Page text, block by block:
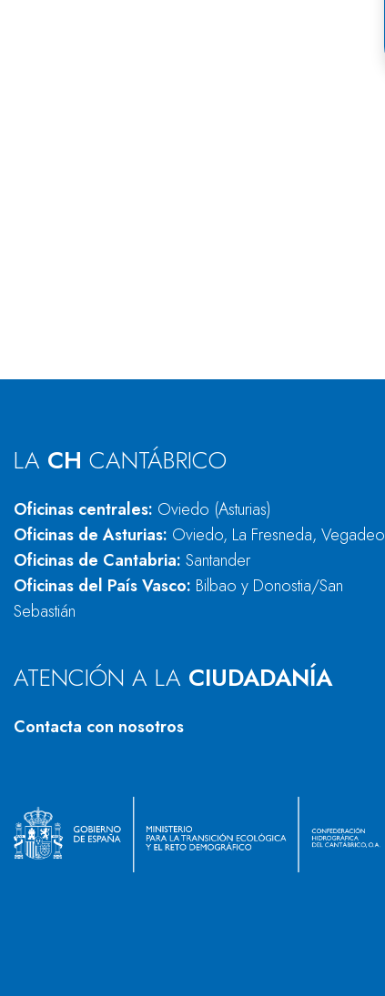
LA CH CANTÁBRICO
Oficinas centrales: Oviedo (Asturias)
Oficinas de Asturias: Oviedo, La Fresneda, Vegadeo
Oficinas de Cantabria: Santander
Oficinas del País Vasco: Bilbao y Donostia/San
Sebastián
ATENCIÓN A LA CIUDADANÍA
Contacta con nosotros